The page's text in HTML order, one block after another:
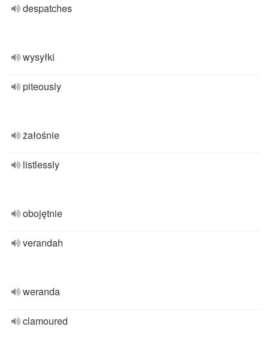
despatches
wysyłki
piteously
żałośnie
listlessly
obojętnie
verandah
weranda
clamoured